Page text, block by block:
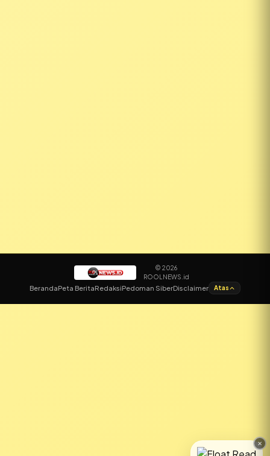
✕
© 2026
ROOLNEWS.id
BerandaPeta BeritaRedaksiPedoman SiberDisclaimer Atas